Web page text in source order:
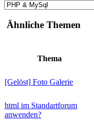
Ähnliche Themen
Thema
[Gelöst] Foto Galerie
html im Standartforum
anwenden?